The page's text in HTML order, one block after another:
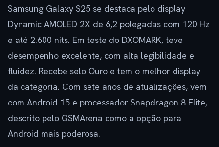
Samsung Galaxy S25 se destaca pelo display
Dynamic AMOLED 2X de 6,2 polegadas com 120 Hz
e até 2.600 nits. Em teste do DXOMARK, teve
desempenho excelente, com alta legibilidade e
fluidez. Recebe selo Ouro e tem o melhor display
da categoria. Com sete anos de atualizações, vem
com Android 15 e processador Snapdragon 8 Elite,
descrito pelo GSMArena como a opção para
Android mais poderosa.